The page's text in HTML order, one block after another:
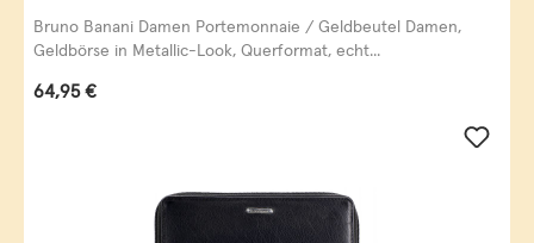
Leder, schwarz-gold
Bruno Banani Damen Portemonnaie / Geldbeutel Damen,
Geldbörse in Metallic-Look, Querformat, echt...
Regulärer Preis:
64,95 €